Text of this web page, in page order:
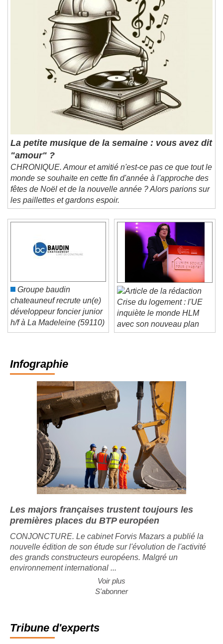
La petite musique de la semaine : vous avez dit
"amour" ?
CHRONIQUE. Amour et amitié n'est-ce pas ce que tout le
monde se souhaite en cette fin d'année à l'approche des
fêtes de Noël et de la nouvelle année ? Alors parions sur
les paillettes et gardons espoir.
Groupe baudin
chateauneuf recrute un(e)
développeur foncier junior
Crise du logement : l'UE
inquiète le monde HLM
avec son nouveau plan
Infographie
Les majors françaises trustent toujours les
premières places du BTP européen
CONJONCTURE. Le cabinet Forvis Mazars a publié la
nouvelle édition de son étude sur l'évolution de l'activité
des grands constructeurs européens. Malgré un
Voir plus
Tribune d'experts